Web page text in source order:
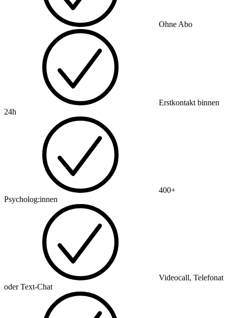
Ohne Abo
Erstkontakt binnen
24h
400+
Psycholog:innen
Videocall, Telefonat
oder Text-Chat